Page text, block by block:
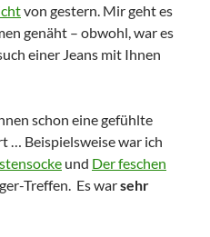
von gestern. Mir geht es
genäht – obwohl, war es
einer Jeans mit Ihnen
schon eine gefühlte
… Beispielsweise war ich
und Der feschen
Treffen. Es warsehr